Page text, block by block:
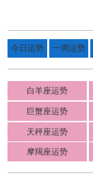
今日运势 一周运势
白羊座运势
巨蟹座运势
天秤座运势
摩羯座运势